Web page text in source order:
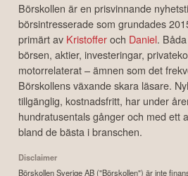
Börskollen är en prisvinnande
börsintresserade som grundades
primärt av Kristofferoch Daniel.
börsen, aktier, investeringar,
motorrelaterat – ämnen som det
Börskollens växande skara läsare.
tillgänglig, kostnadsfritt, har under
hundratusentals gånger och med ett
bland de bästa i branschen.
Disclaimer
Börskollen Sverige AB ("Börskollen") är inte